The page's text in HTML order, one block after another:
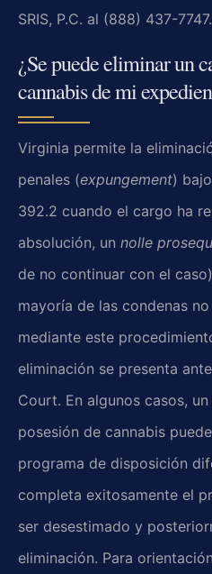
SRIS, P.C. al (888) 437-7747.
¿Se puede eliminar un
cannabis de mi
Virginia permite la
penales (expungement)
392.2 cuando el cargo ha
absolución, un nolle
de no continuar con el
mayoría de las condenas
mediante este
eliminación se presenta
Court. En algunos casos,
posesión de cannabis
programa de disposición
completa exitosamente el
ser desestimado y
eliminación. Para